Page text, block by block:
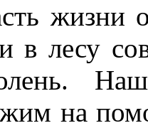
жизни
в лесу
на